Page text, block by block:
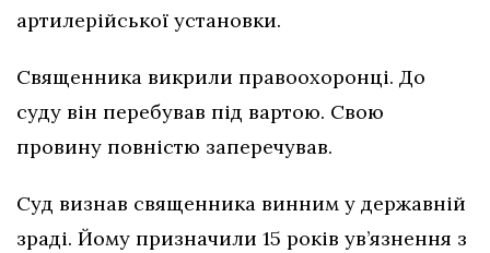
артилерійської установки.
Священника викрили правоохоронці. До
суду він перебував під вартою. Свою
провину повністю заперечував.
Суд визнав священника винним у державній
зраді. Йому призначили 15 років ув’язнення з